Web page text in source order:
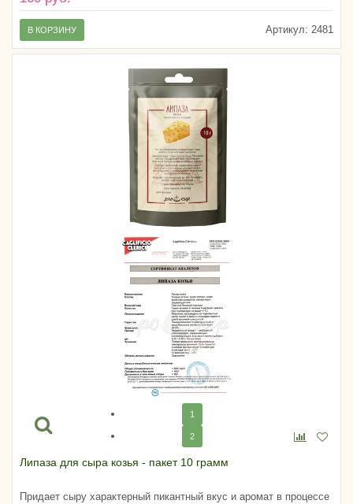
Артикул: 2481
В КОРЗИНУ
1
2
Липаза для сыра козья - пакет 10 грамм
Придает сыру характерный пикантный вкус и аромат в процессе